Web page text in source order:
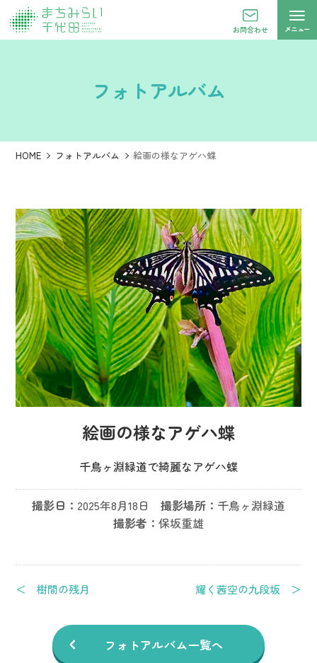
お問合わせ メニュー
フォトアルバム
HOME フォトアルバム 絵画の様なアゲハ蝶
絵画の様なアゲハ蝶
千鳥ヶ淵緑道で綺麗なアゲハ蝶
撮影日： 2025年8月18日 撮影場所： 千鳥ヶ淵緑道
撮影者： 保坂重雄
＜ 樹間の残月 耀く茜空の九段坂 ＞
フォトアルバム一覧へ